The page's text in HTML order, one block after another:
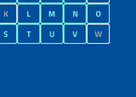
K L M N
O
S T U V
W